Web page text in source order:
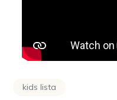
kids lista